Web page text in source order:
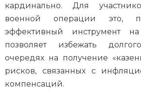
кардинально. Для
военной операции это,
эффективный инструмент
позволяет избежать
очередях на получение
рисков, связанных с
компенсаций.